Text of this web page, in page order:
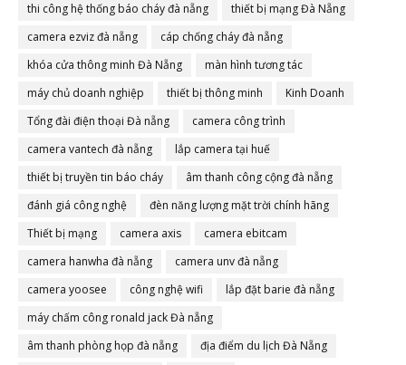
thi công hệ thống báo cháy đà nẵng
thiết bị mạng Đà Nẵng
camera ezviz đà nẵng
cáp chống cháy đà nẵng
khóa cửa thông minh Đà Nẵng
màn hình tương tác
máy chủ doanh nghiệp
thiết bị thông minh
Kinh Doanh
Tổng đài điện thoại Đà nẵng
camera công trình
camera vantech đà nẵng
lắp camera tại huế
thiết bị truyền tin báo cháy
âm thanh công cộng đà nẵng
đánh giá công nghệ
đèn năng lượng mặt trời chính hãng
Thiết bị mạng
camera axis
camera ebitcam
camera hanwha đà nẵng
camera unv đà nẵng
camera yoosee
công nghệ wifi
lắp đặt barie đà nẵng
máy chấm công ronald jack Đà nẵng
âm thanh phòng họp đà nẵng
địa điểm du lịch Đà Nẵng